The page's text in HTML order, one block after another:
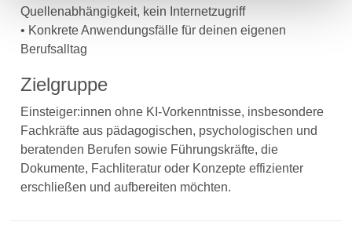
Quellenabhängigkeit, kein Internetzugriff
• Konkrete Anwendungsfälle für deinen eigenen
Berufsalltag
Zielgruppe
Einsteiger:innen ohne KI-Vorkenntnisse, insbesondere
Fachkräfte aus pädagogischen, psychologischen und
beratenden Berufen sowie Führungskräfte, die
Dokumente, Fachliteratur oder Konzepte effizienter
erschließen und aufbereiten möchten.